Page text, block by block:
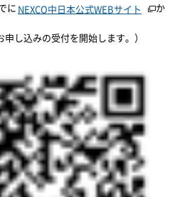
に NEXCO中日本公式WEBサイト
か
申し込みの受付を開始します。）